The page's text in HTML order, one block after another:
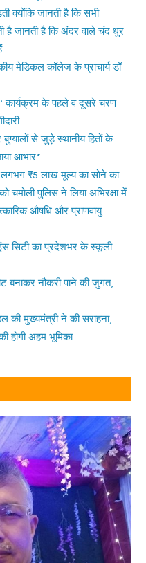
क्योंकि जानती है कि सभी
है जानती है कि अंदर वाले चंद धुर
मेडिकल कॉलेज के प्राचार्य डॉ
कार्यक्रम के पहले व दूसरे चरण
से जुड़े स्थानीय हितों के
आभार*
लगभग ₹5 लाख मूल्य का सोने का
चमोली पुलिस ने लिया अभिरक्षा में
औषधि और प्राणवायु
सिटी का प्रदेशभर के स्कूली
बनाकर नौकरी पाने की जुगत,
की मुख्यमंत्री ने की सराहना,
होगी अहम भूमिका